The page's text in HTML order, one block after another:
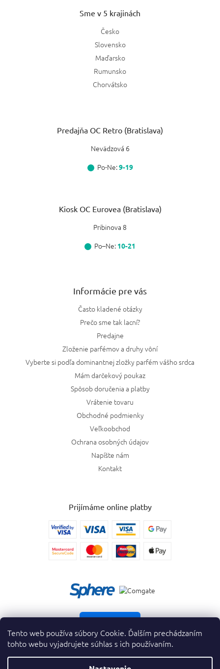
Tento web používa súbory Cookie. Ďalším prechádzaním
tohto webu vyjadrujete súhlas s ich používaním.
Sme v 5 krajinách
Česko
Slovensko
Maďarsko
Rumunsko
Chorvátsko
Predajňa OC Retro (Bratislava)
Nevädzová 6
Po-Ne:9-19
Kiosk OC Eurovea (Bratislava)
Pribinova 8
Po–Ne: 10-21
Informácie pre vás
Často kladené otázky
Prečo sme tak lacní?
Predajne
Zloženie parfémov a druhy vôní
Vyberte si podľa dominantnej zložky parfém vášho srdca
Mám darčekový poukaz
Spôsob doručenia a platby
Vrátenie tovaru
Obchodné podmienky
Veľkoobchod
Ochrana osobných údajov
Napíšte nám
Kontakt
Prijímáme online platby